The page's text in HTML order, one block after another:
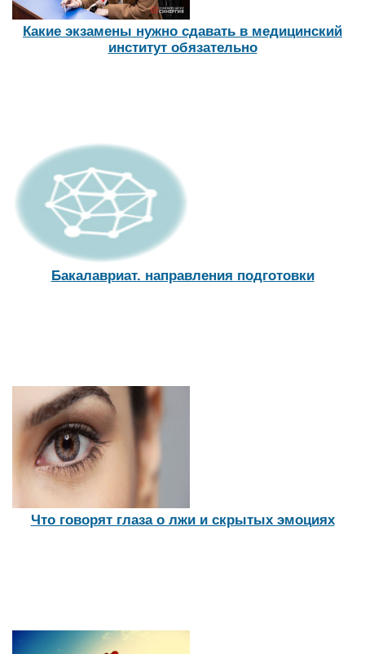
Какие экзамены нужно сдавать в медицинский
институт обязательно
Бакалавриат. направления подготовки
Что говорят глаза о лжи и скрытых эмоциях